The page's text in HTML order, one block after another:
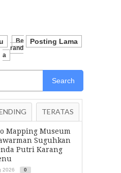
Posting Lama
Be
Rand
A
Search
TERATAS
Mapping Museum
Suguhkan
Putri Karang
2026 0